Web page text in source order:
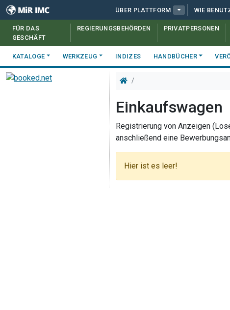
ÜBER PLATTFORM WIE
FÜR DAS
GESCHÄFT
REGIERUNGSBEHÖRDEN PRIVATPERSONEN
KATALOGE WERKZEUG INDIZES HANDBÜCHER
Einkaufswagen
Registrierung von Anzeigen
anschließend eine
Hier ist es leer!